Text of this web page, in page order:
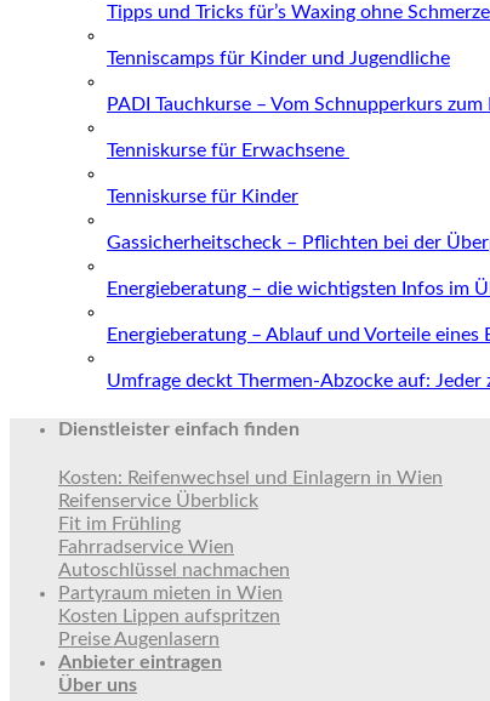
Tipps und Tricks für’s Waxing ohne
Tenniscamps für Kinder und Jugendliche
PADI Tauchkurse – Vom Schnupperkurs
Tenniskurse für Erwachsene
Tenniskurse für Kinder
Gassicherheitscheck – Pflichten bei der
Energieberatung – die wichtigsten Infos im
Energieberatung – Ablauf und Vorteile eines
Umfrage deckt Thermen-Abzocke auf:
Dienstleister einfach finden
Kosten: Reifenwechsel und Einlagern in Wien
Reifenservice Überblick
Fit im Frühling
Fahrradservice Wien
Autoschlüssel nachmachen
Partyraum mieten in Wien
Kosten Lippen aufspritzen
Preise Augenlasern
Anbieter eintragen
Über uns